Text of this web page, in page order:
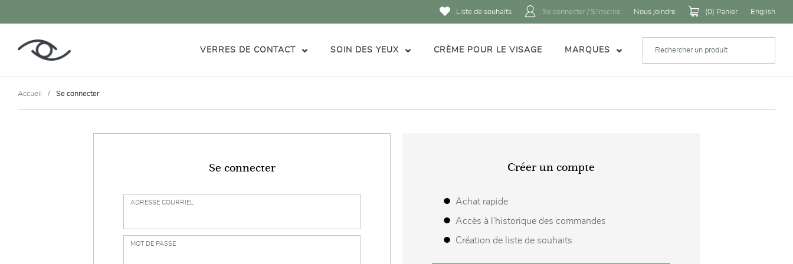
Liste de souhaits Se connecter / S'inscrire Nous joindre (0) Panier English
VERRES DE CONTACT SOIN DES YEUX CRÈME POUR LE VISAGE MARQUES
Accueil Se connecter
Se connecter
ADRESSE COURRIEL
MOT DE PASSE
Créer un compte
Achat rapide
Accès à l'historique des commandes
Création de liste de souhaits